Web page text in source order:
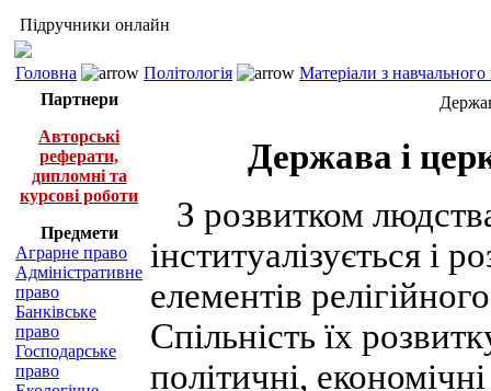
Підручники онлайн
Головна Політологія
Матеріали з
Партнери
Авторські
реферати,
дипломні та
курсові роботи
Предмети
Аграрне право
Адміністративне
право
Банківське
право
Господарське
право
Держава і
З розвитком
інституалізується і
елементів
Спільність їх
політичні,